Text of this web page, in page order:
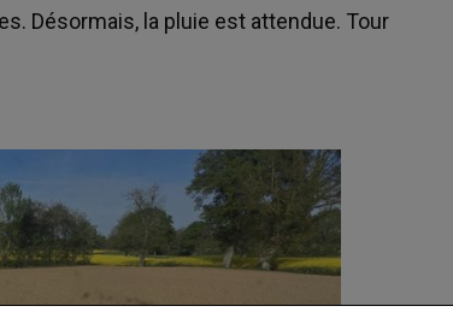
Désormais, la pluie est attendue. Tour